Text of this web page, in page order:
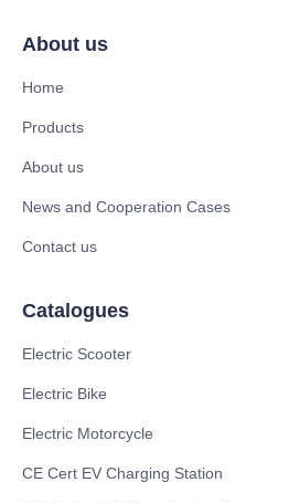
About us
Home
Products
About us
News and Cooperation Cases
Contact us
Catalogues
Electric Scooter
Electric Bike
Electric Motorcycle
CE Cert EV Charging Station